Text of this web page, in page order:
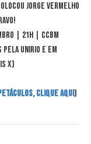
Jorge Vermelho
| 21h | CCBM
UNIRIO e em
X)
clique aqui)